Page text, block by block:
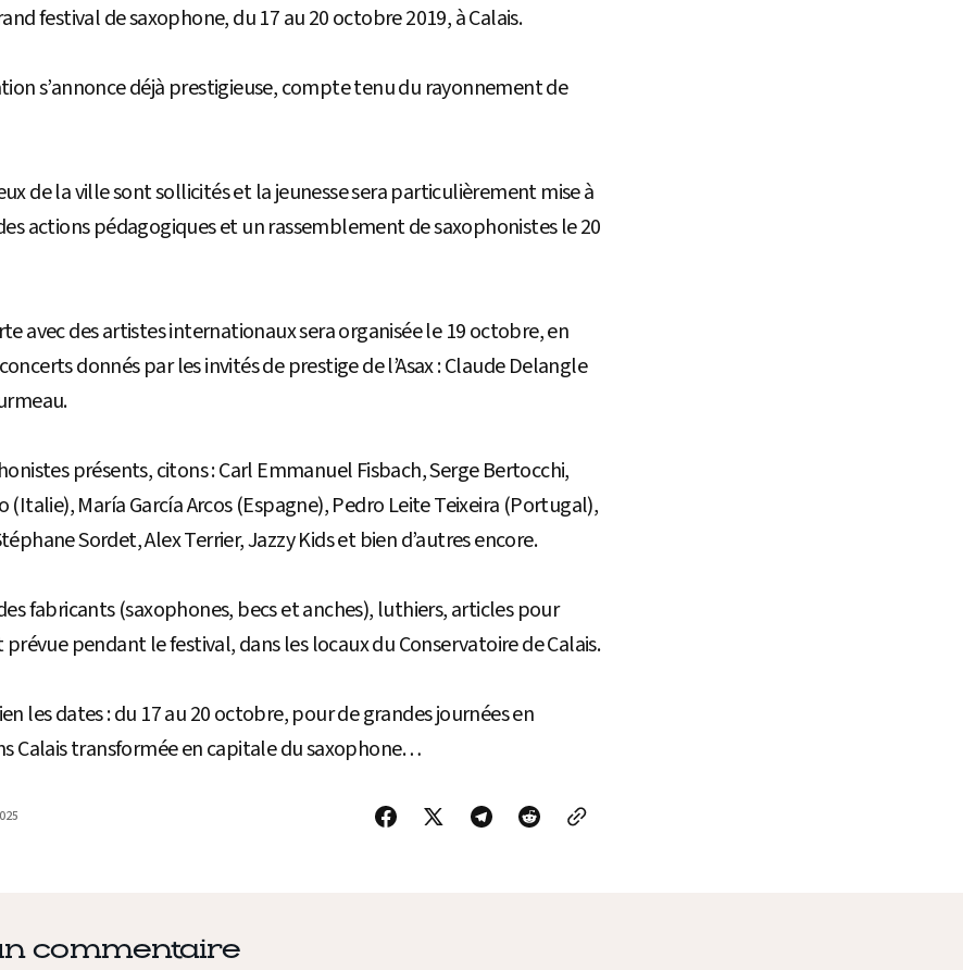
festival de saxophone, du 17 au 20 octobre 2019, à Calais.
s’annonce déjà prestigieuse, compte tenu du rayonnement de
de la ville sont sollicités et la jeunesse sera particulièrement mise à
actions pédagogiques et un rassemblement de saxophonistes le 20
avec des artistes internationaux sera organisée le 19 octobre, en
donnés par les invités de prestige de l’Asax : Claude Delangle
présents, citons : Carl Emmanuel Fisbach, Serge Bertocchi,
(Italie), María García Arcos (Espagne), Pedro Leite Teixeira (Portugal),
Sordet, Alex Terrier, Jazzy Kids et bien d’autres encore.
fabricants (saxophones, becs et anches), luthiers, articles pour
pendant le festival, dans les locaux du Conservatoire de Calais.
les dates : du 17 au 20 octobre, pour de grandes journées en
Calais transformée en capitale du saxophone…
commentaire